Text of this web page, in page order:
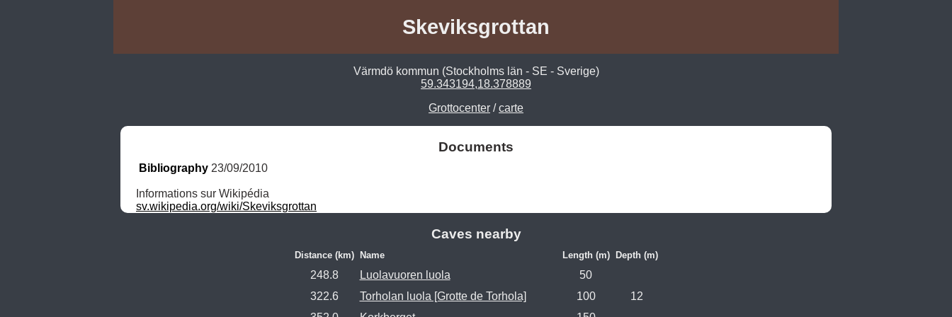
Skeviksgrottan
Värmdö kommun (Stockholms län - SE - Sverige)
59.343194,18.378889
Grottocenter /carte
Documents
Bibliography 23/09/2010
sv.wikipedia.org/wiki/Skeviksgrottan
Caves nearby
Distance (km) Name Length (m) Depth (m)
248.8 Luolavuoren luola
50
322.6
Torholan luola [Grotte de Torhola] 100
12